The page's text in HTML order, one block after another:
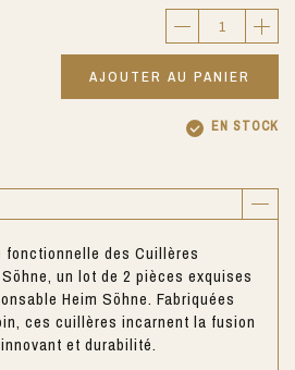
AJOUTER AU PANIER
EN STOCK
fonctionnelle des Cuillères
un lot de 2 pièces exquises
Heim Söhne. Fabriquées
ces cuillères incarnent la fusion
et durabilité.